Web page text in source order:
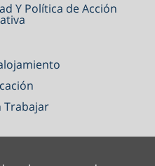
Y Política de Acción
Trabajar